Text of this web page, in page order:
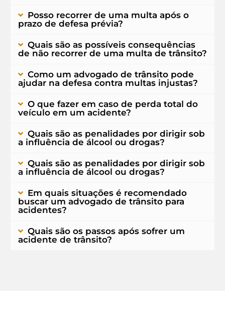
Posso recorrer de uma multa após o
prazo de defesa prévia?
Quais são as possíveis consequências
de não recorrer de uma multa de trânsito?
Como um advogado de trânsito pode
ajudar na defesa contra multas injustas?
O que fazer em caso de perda total do
veículo em um acidente?
Quais são as penalidades por dirigir sob
a influência de álcool ou drogas?
Quais são as penalidades por dirigir sob
a influência de álcool ou drogas?
Em quais situações é recomendado
buscar um advogado de trânsito para
acidentes?
Quais são os passos após sofrer um
acidente de trânsito?